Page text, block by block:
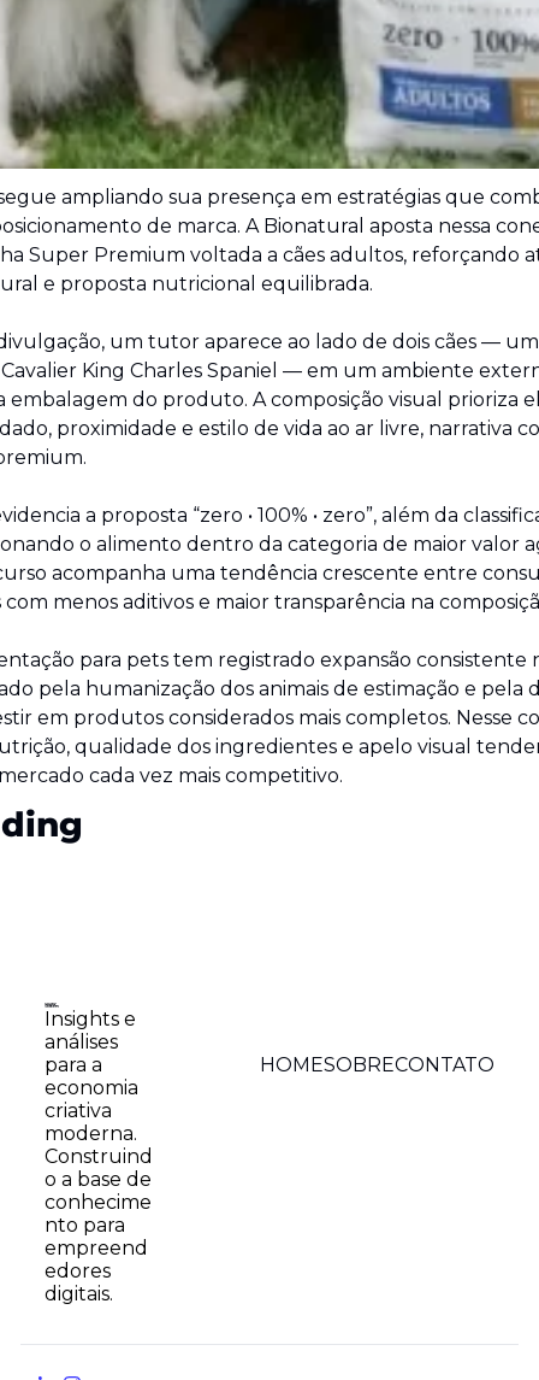
ampliando sua presença em estratégias que
de marca. A Bionatural aposta nessa
Super Premium voltada a cães adultos, reforçando
e proposta nutricional equilibrada.
um tutor aparece ao lado de dois cães —
King Charles Spaniel — em um ambiente
embalagem do produto. A composição visual prioriza
proximidade e estilo de vida ao ar livre, narrativa
a proposta “zero • 100% • zero”, além da
o alimento dentro da categoria de maior valor
acompanha uma tendência crescente entre
menos aditivos e maior transparência na
para pets tem registrado expansão consistente
pela humanização dos animais de estimação e pela
em produtos considerados mais completos. Nesse
qualidade dos ingredientes e apelo visual
cada vez mais competitivo.
Insights e
análises
para a
economia
criativa
moderna.
Construind
o a base de
conhecime
nto para
empreend
edores
digitais.
HOMESOBRECONTATO